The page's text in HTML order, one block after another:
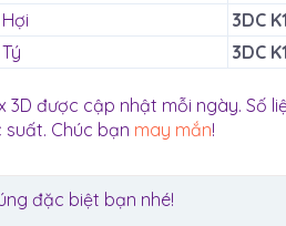
3DC
3DC
3D được cập nhật mỗi ngày. Số
Chúc bạn may mắn!
đặc biệt bạn nhé!